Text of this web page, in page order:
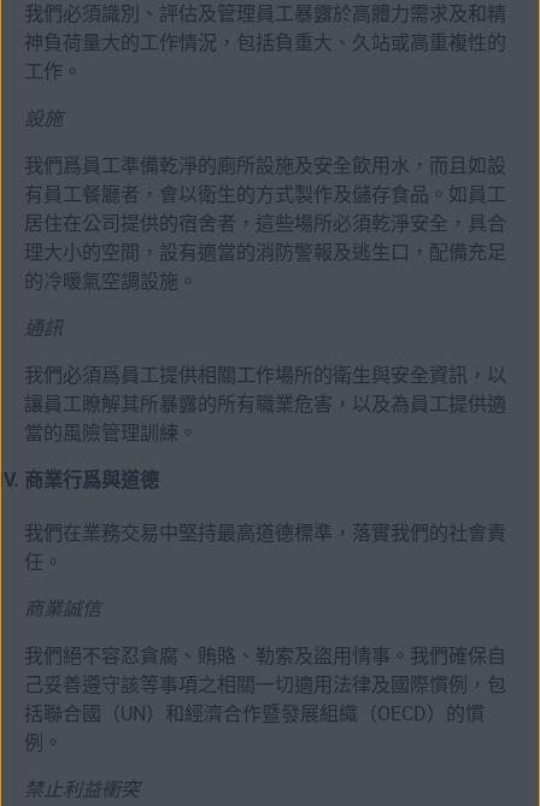
我們必須識別、評估及管理員工暴露於高體力需求及和精
神負荷量大的工作情況，包括負重大、久站或高重複性的
工作。
設施
我們爲員工準備乾淨的廁所設施及安全飲用水，而且如設
有員工餐廳者，會以衛生的方式製作及儲存食品。如員工
居住在公司提供的宿舍者，這些場所必須乾淨安全，具合
理大小的空間，設有適當的消防警報及逃生口，配備充足
的冷暖氣空調設施。
通訊
我們必須爲員工提供相關工作場所的衛生與安全資訊，以
讓員工瞭解其所暴露的所有職業危害，以及為員工提供適
當的風險管理訓練。
商業行爲與道德
我們在業務交易中堅持最高道德標準，落實我們的社會責
任。
商業誠信
我們絕不容忍貪腐、賄賂、勒索及盜用情事。我們確保自
己妥善遵守該等事項之相關一切適用法律及國際慣例，包
括聯合國（UN）和經濟合作暨發展組織（OECD）的慣
例。
禁止利益衝突